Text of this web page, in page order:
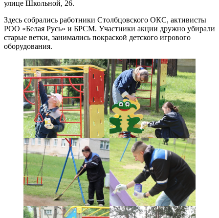
улице Школьной, 26.
Здесь собрались работники Столбцовского ОКС, активисты
РОО «Белая Русь» и БРСМ. Участники акции дружно убирали
старые ветки, занимались покраской детского игрового
оборудования.